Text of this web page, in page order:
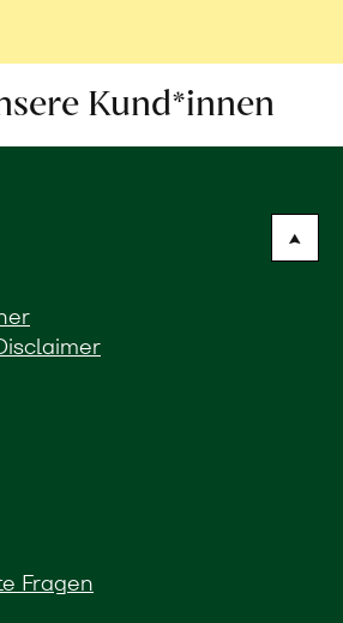
Kund*innen
Fragen